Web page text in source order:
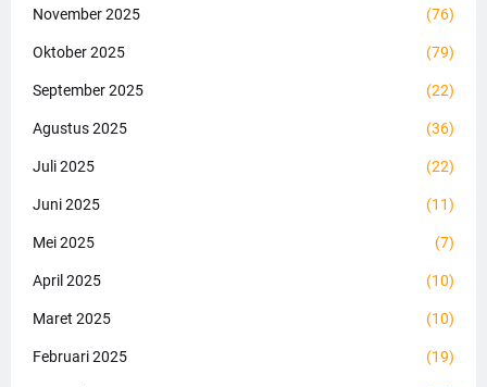
November 2025 (76)
Oktober 2025 (79)
September 2025 (22)
Agustus 2025 (36)
Juli 2025 (22)
Juni 2025 (11)
Mei 2025 (7)
April 2025 (10)
Maret 2025 (10)
Februari 2025 (19)